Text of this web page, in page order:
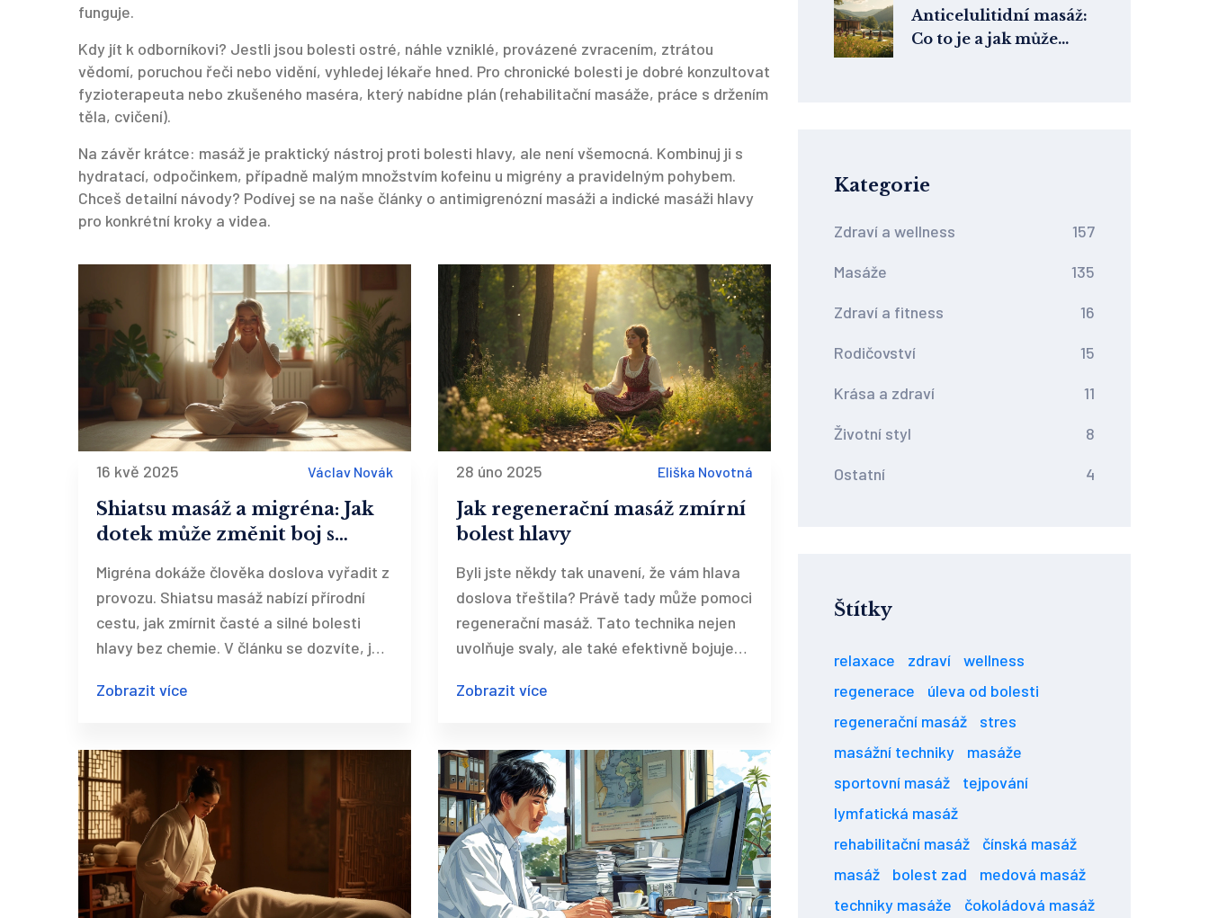
funguje.
Kdy jít k odborníkovi? Jestli jsou bolesti ostré, náhle vzniklé, provázené zvracením, ztrátou
vědomí, poruchou řeči nebo vidění, vyhledej lékaře hned. Pro chronické bolesti je dobré konzultovat
fyzioterapeuta nebo zkušeného maséra, který nabídne plán (rehabilitační masáže, práce s držením
těla, cvičení).
Na závěr krátce: masáž je praktický nástroj proti bolesti hlavy, ale není všemocná. Kombinuj ji s
hydratací, odpočinkem, případně malým množstvím kofeinu u migrény a pravidelným pohybem.
Chceš detailní návody? Podívej se na naše články o antimigrenózní masáži a indické masáži hlavy
pro konkrétní kroky a videa.
16 kvě 2025 Václav Novák
Shiatsu masáž a migréna: Jak
dotek může změnit boj s
Migréna dokáže člověka doslova vyřadit z
provozu. Shiatsu masáž nabízí přírodní
cestu, jak zmírnit časté a silné bolesti
hlavy bez chemie. V článku se dozvíte, jak
s vašimi migrénami a proč ji doporučují
Přinášíme i tipy, jak poznat kvalitního
shiatsu terapeuta a jak na první masáž.
Shiatsu není zázrak, má ale úplně jiný
přístup ke zdraví, který stojí za
vyzkoušení.
Zobrazit více
28 úno 2025 Eliška Novotná
Jak regenerační masáž zmírní
bolest hlavy
Byli jste někdy tak unavení, že vám hlava
doslova třeštila? Právě tady může pomoci
regenerační masáž. Tato technika nejen
uvolňuje svaly, ale také efektivně bojuje
relaxaci, kterou moderní doba tak zoufale
můžete zažít skutečný pocit úlevy.
Zobrazit více
Anticelulitidní masáž:
Co to je a jak může
Kategorie
Zdraví a wellness 157
Masáže 135
Zdraví a fitness 16
Rodičovství 15
Krása a zdraví 11
Životní styl 8
Ostatní 4
Štítky
relaxace zdraví
wellness
regenerace
úleva od bolesti
regenerační masáž
stres
masážní techniky
masáže
sportovní masáž
tejpování
lymfatická masáž
rehabilitační masáž
čínská masáž
masáž
bolest zad
medová masáž
techniky masáže
čokoládová masáž